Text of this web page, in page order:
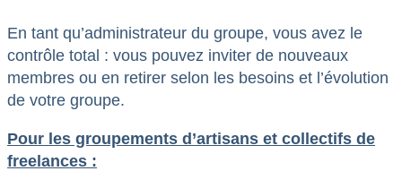
En tant qu’administrateur du groupe, vous avez le
contrôle total : vous pouvez inviter de nouveaux
membres ou en retirer selon les besoins et l’évolution
de votre groupe.
Pour les groupements d’artisans et collectifs de
freelances :